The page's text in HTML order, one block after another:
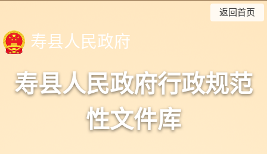
寿县人民政府
返回首页
寿县人民政府行政规范
性文件库